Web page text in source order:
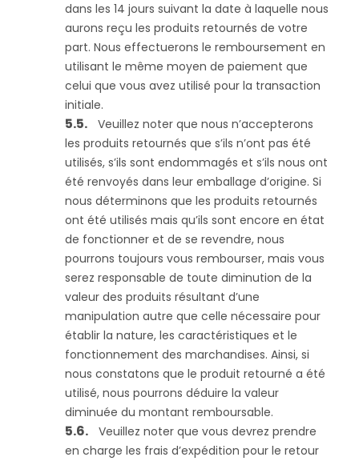
dans les 14 jours suivant la date à laquelle nous
aurons reçu les produits retournés de votre
part. Nous effectuerons le remboursement en
utilisant le même moyen de paiement que
celui que vous avez utilisé pour la transaction
initiale.
Veuillez noter que nous n’accepterons
les produits retournés que s’ils n’ont pas été
utilisés, s’ils sont endommagés et s’ils nous ont
été renvoyés dans leur emballage d’origine. Si
nous déterminons que les produits retournés
ont été utilisés mais qu’ils sont encore en état
de fonctionner et de se revendre, nous
pourrons toujours vous rembourser, mais vous
serez responsable de toute diminution de la
valeur des produits résultant d’une
manipulation autre que celle nécessaire pour
établir la nature, les caractéristiques et le
fonctionnement des marchandises. Ainsi, si
nous constatons que le produit retourné a été
utilisé, nous pourrons déduire la valeur
diminuée du montant remboursable.
Veuillez noter que vous devrez prendre
en charge les frais d’expédition pour le retour